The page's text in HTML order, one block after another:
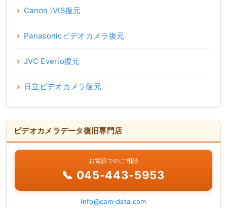
Canon iVIS復元
Panasonicビデオカメラ復元
JVC Everio復元
日立ビデオカメラ復元
ビデオカメラデータ復旧専門店
お電話でのご相談
📞 045-443-5953
info@cam-data.com